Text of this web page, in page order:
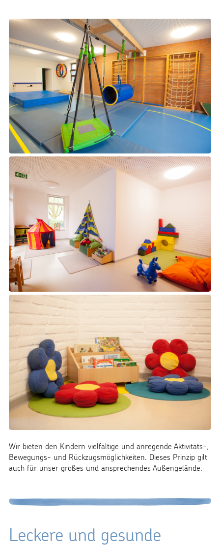
Wir bieten den Kindern vielfältige und anregende Aktivitäts-,
Bewegungs- und Rückzugsmöglichkeiten. Dieses Prinzip gilt
auch für unser großes und ansprechendes Außengelände.
Leckere und gesunde